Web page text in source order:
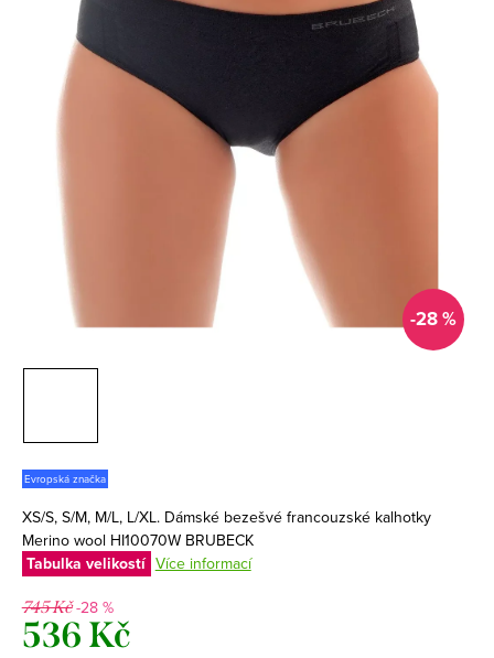
-28 %
Evropská značka
XS/S, S/M, M/L, L/XL. Dámské bezešvé francouzské kalhotky
Merino wool HI10070W BRUBECK
Tabulka velikostí Více informací
745 Kč-28 %
536 Kč